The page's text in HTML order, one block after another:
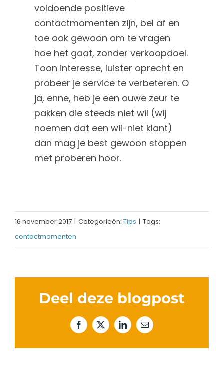
voldoende positieve
contactmomenten zijn, bel af en
toe ook gewoon om te vragen
hoe het gaat, zonder verkoopdoel.
Toon interesse, luister oprecht en
probeer je service te verbeteren. O
ja, enne, heb je een ouwe zeur te
pakken die steeds niet wil (wij
noemen dat een wil-niet klant)
dan mag je best gewoon stoppen
met proberen hoor.
16 november 2017 | Categorieën: Tips | Tags:
contactmomenten
Deel deze blogpost
Facebook
X LinkedInE-
mail